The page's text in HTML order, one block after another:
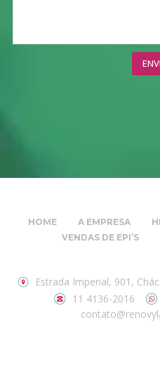
HOME A EMPRESA
VENDAS DE EPI’S
Estrada Imperial, 901,
11 4136-2016